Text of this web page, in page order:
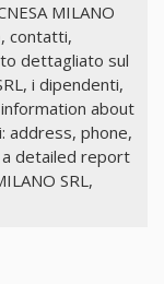
MILANO
contatti,
dettagliato sul
i dipendenti,
about
address, phone,
a detailed report
SRL,